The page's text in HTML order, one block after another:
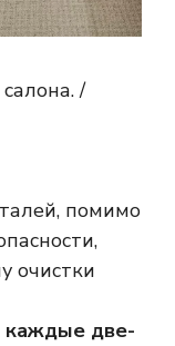
/
помимо
очистки
каждые две-